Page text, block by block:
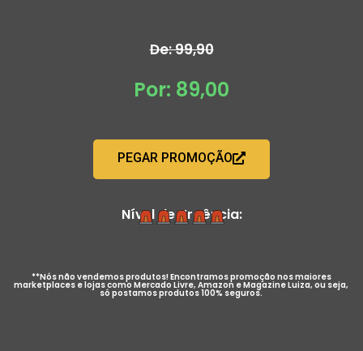
De: 99,90
Por: 89,00
PEGAR PROMOÇÃO
Nível de Urgência:
**Nós não vendemos produtos! Encontramos promoção nos maiores
marketplaces e lojas como Mercado Livre, Amazon e Magazine Luiza, ou seja,
só postamos produtos 100% seguros.